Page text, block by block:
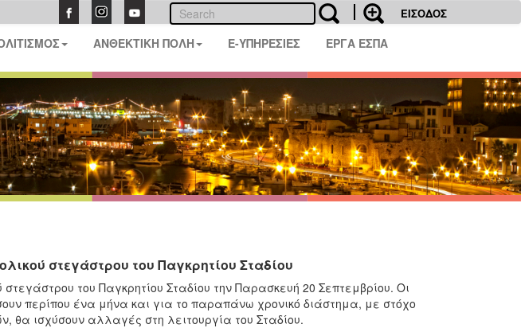
ΕΙΣΟΔΟΣ
ΑΝΘΕΚΤΙΚΗ ΠΟΛΗ E-ΥΠΗΡΕΣΙΕΣ ΕΡΓΑ ΕΣΠΑ
στεγάστρου του Παγκρητίου Σταδίου
του Παγκρητίου Σταδίου την Παρασκευή 20 Σεπτεμβρίου. Οι
περίπου ένα μήνα και για το παραπάνω χρονικό διάστημα, με στόχο
θα ισχύσουν αλλαγές στη λειτουργία του Σταδίου.